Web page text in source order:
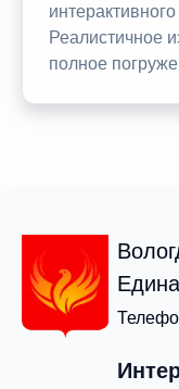
Реалистичное
полное